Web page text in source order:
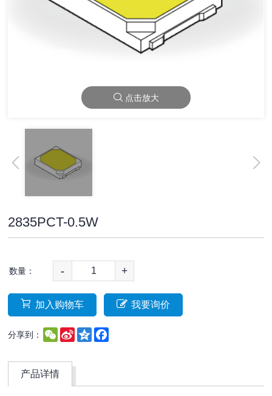
点击放大
2835PCT-0.5W
数量： - +
加入购物车 我要询价
分享到： WeChat
Sina
Weibo
Qzone
产品详情